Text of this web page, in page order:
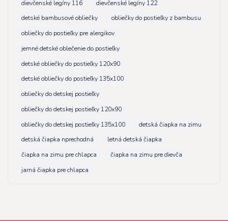
dievčenské legíny 116
dievčenské legíny 122
detské bambusové obliečky
obliečky do postieľky z bambusu
obliečky do postieľky pre alergikov
jemné detské oblečenie do postieľky
detské obliečky do postieľky 120x90
detské obliečky do postieľky 135x100
obliečky do detskej postieľky
obliečky do detskej postieľky 120x90
obliečky do detskej postieľky 135x100
detská čiapka na zimu
detská čiapka nprechodná
letná detská čiapka
čiapka na zimu pre chlapca
čiapka na zimu pre dievča
jarná čiapka pre chlapca